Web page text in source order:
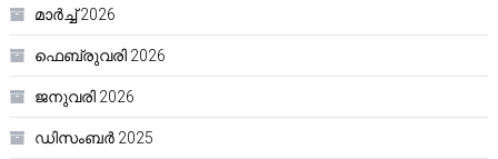
മാർച്ച്‌ 2026
ഫെബ്രുവരി 2026
ജനുവരി 2026
ഡിസംബർ 2025